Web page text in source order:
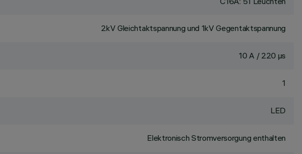
2kV Gleichtaktspannung und 1kV Gegentaktspannung
10 A / 220 µs
1
LED
Elektronisch Stromversorgung enthalten